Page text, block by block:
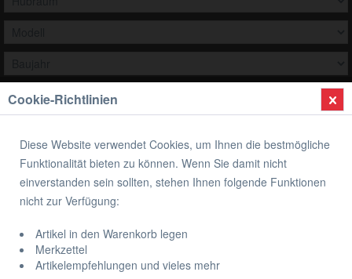
Auswählen
Übersicht Hinterradabdeckung
Hinterradabdeckung HONDA CBR 1000
RR 2008-2016
Cookie-Richtlinien
Diese Website verwendet Cookies, um Ihnen die bestmögliche
Funktionalität bieten zu können. Wenn Sie damit nicht
einverstanden sein sollten, stehen Ihnen folgende Funktionen
nicht zur Verfügung:
Artikel in den Warenkorb legen
Merkzettel
Artikelempfehlungen und vieles mehr